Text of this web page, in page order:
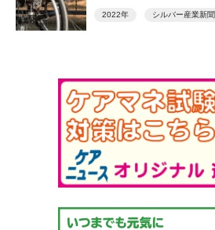
2022年 シルバー産業新聞